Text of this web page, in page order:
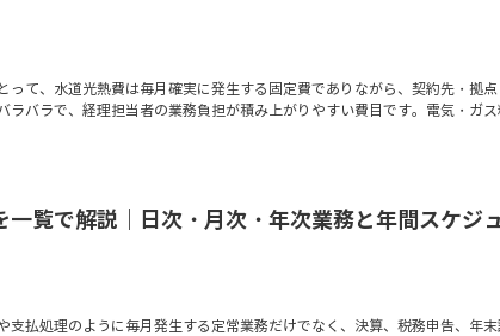
って、水道光熱費は毎月確実に発生する固定費でありながら、契約先・拠点
ラバラで、経理担当者の業務負担が積み上がりやすい費目です。電気・ガ
一覧で解説｜日次・月次・年次業務と年間スケジ
支払処理のように毎月発生する定常業務だけでなく、決算、税務申告、年末